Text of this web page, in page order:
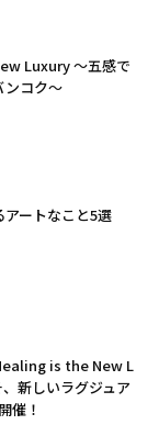
Luxury ～五感で
ンコク～
ートなこと5選
is the New L
新しいラグジュア
催！